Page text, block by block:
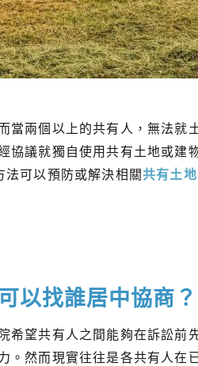
當兩個以上的共有人，無法就
協議就獨自使用共有土地或建
可以預防或解決相關共有土
以找誰居中協商？
希望共有人之間能夠在訴訟前
然而現實往往是各共有人在